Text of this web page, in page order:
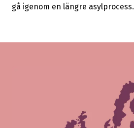
gå igenom en längre asylprocess.